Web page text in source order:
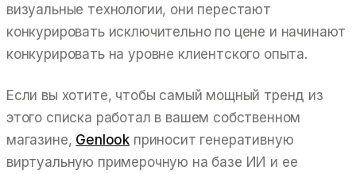
визуальные технологии, они перестают
конкурировать исключительно по цене и начинают
конкурировать на уровне клиентского опыта.
Если вы хотите, чтобы самый мощный тренд из
этого списка работал в вашем собственном
магазине, Genlook приносит генеративную
виртуальную примерочную на базе ИИ и ее